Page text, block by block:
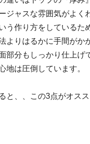
ジャスな雰囲気がよく
う作り方をしているた
よりはるかに手間がか
部分もしっかり仕上げ
地は圧倒しています。
と、、この3点がオス